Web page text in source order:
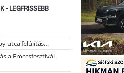
- LEGFRISSEBB
utca felújítás…
a Fröccsfesztivál